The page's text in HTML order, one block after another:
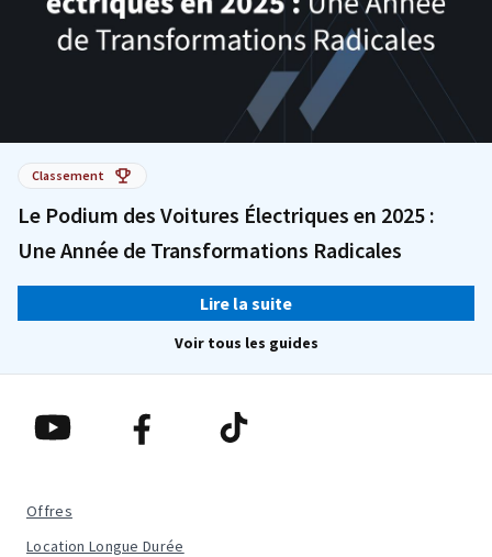
Classement
Le Podium des Voitures Électriques en 2025 :
Une Année de Transformations Radicales
Lire la suite
Voir tous les guides
Offres
Location Longue Durée